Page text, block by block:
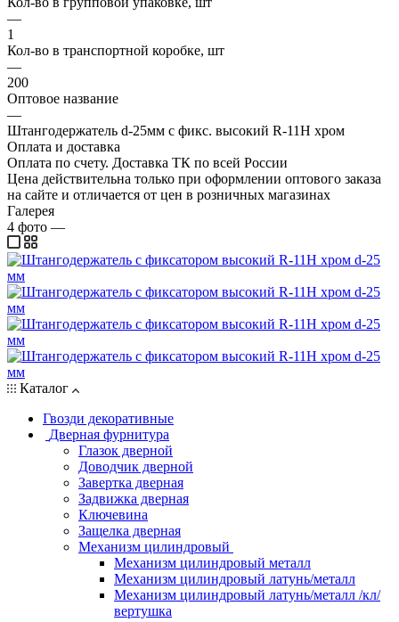
—
1
Кол-во в транспортной коробке, шт
—
200
Оптовое название
—
Штангодержатель d-25мм с фикс. высокий R-11H хром
Оплата и доставка
Оплата по счету. Доставка ТК по всей России
Цена действительна только при оформлении оптового заказа
на сайте и отличается от цен в розничных магазинах
Галерея
4 фото —
Каталог
Гвозди декоративные
Дверная фурнитура
Глазок дверной
Доводчик дверной
Завертка дверная
Задвижка дверная
Ключевина
Защелка дверная
Механизм цилиндровый
Механизм цилиндровый металл
Механизм цилиндровый латунь/металл
Механизм цилиндровый латунь/металл /кл/
вертушка